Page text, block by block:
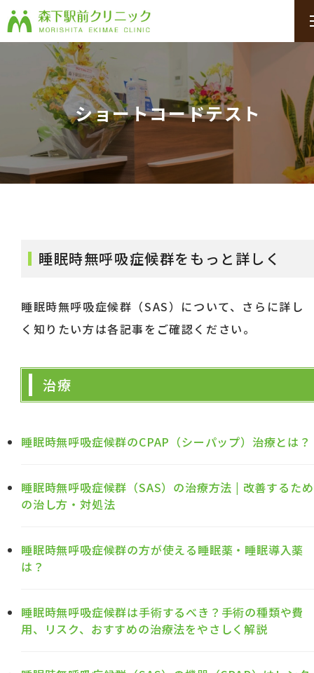
ショートコードテスト
睡眠時無呼吸症候群をもっと詳しく
睡眠時無呼吸症候群（SAS）について、さらに詳し
く知りたい方は各記事をご確認ください。
治療
睡眠時無呼吸症候群のCPAP（シーパップ）治療とは？
睡眠時無呼吸症候群（SAS）の治療方法 | 改善するため
の治し方・対処法
睡眠時無呼吸症候群の方が使える睡眠薬・睡眠導入薬
は？
睡眠時無呼吸症候群は手術するべき？手術の種類や費
用、リスク、おすすめの治療法をやさしく解説